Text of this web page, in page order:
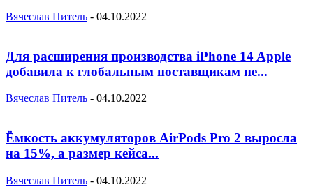
Вячеслав Питель - 04.10.2022
Для расширения производства iPhone 14 Apple
добавила к глобальным поставщикам не...
Вячеслав Питель - 04.10.2022
Ёмкость аккумуляторов AirPods Pro 2 выросла
на 15%, а размер кейса...
Вячеслав Питель - 04.10.2022